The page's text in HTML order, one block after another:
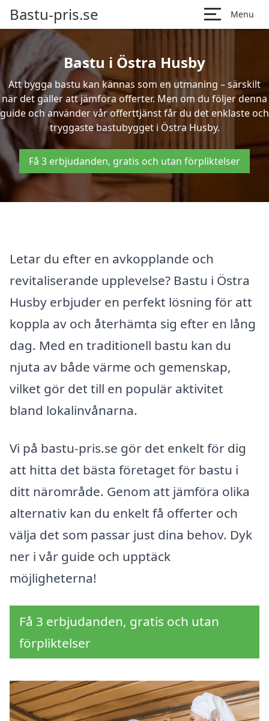
Bastu-pris.se Menu
Bastu i Östra Husby
Att bygga bastu kan kännas som en utmaning – särskilt
när det gäller att jämföra offerter. Men om du följer denna
guide och använder vår offerttjänst får du det enklaste och
tryggaste bastubygget i Östra Husby.
Få 3 erbjudanden, gratis och utan förpliktelser
Letar du efter en avkopplande och
revitaliserande upplevelse? Bastu i Östra
Husby erbjuder en perfekt lösning för att
koppla av och återhämta sig efter en lång
dag. Med en traditionell bastu kan du
njuta av både värme och gemenskap,
vilket gör det till en populär aktivitet
bland lokalinvånarna.
Vi på bastu-pris.se gör det enkelt för dig
att hitta det bästa företaget för bastu i
ditt närområde. Genom att jämföra olika
alternativ kan du enkelt få offerter och
välja det som passar just dina behov. Dyk
ner i vår guide och upptäck
möjligheterna!
Få 3 erbjudanden, gratis och utan
förpliktelser